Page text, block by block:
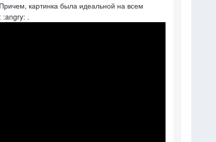
картинка была идеальной на всем
:angry: .